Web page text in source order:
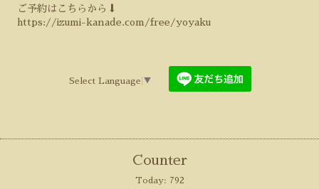
ご予約はこちらから⬇️
https://izumi-kanade.com/free/yoyaku
Select Language ▼
Counter
Today: 792